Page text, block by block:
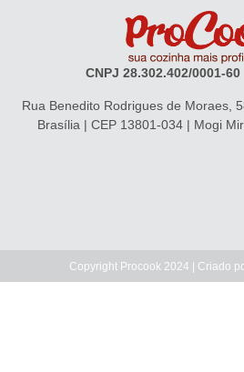
CNPJ 28.302.402/0001-60
Rua Benedito Rodrigues de Moraes,
Brasília | CEP 13801-034 | Mogi
Copyright Procook 2024 | Criado